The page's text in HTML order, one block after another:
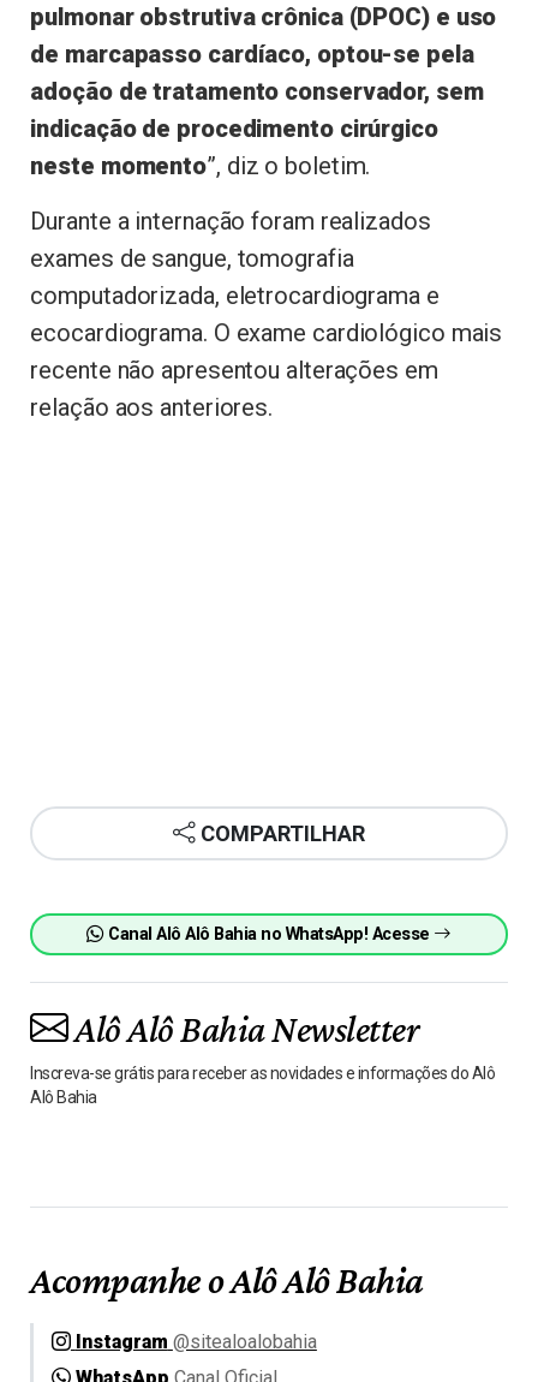
pulmonar obstrutiva crônica (DPOC) e uso
de marcapasso cardíaco, optou-se pela
adoção de tratamento conservador, sem
indicação de procedimento cirúrgico
neste momento”, diz o boletim.
Durante a internação foram realizados
exames de sangue, tomografia
computadorizada, eletrocardiograma e
ecocardiograma. O exame cardiológico mais
recente não apresentou alterações em
relação aos anteriores.
COMPARTILHAR
Canal Alô Alô Bahia no WhatsApp! Acesse
Alô Alô Bahia Newsletter
Inscreva-se grátis para receber as novidades e informações do Alô
Alô Bahia
Acompanhe o Alô Alô Bahia
Instagram @sitealoalobahia